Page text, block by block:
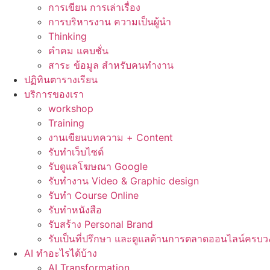
การเขียน การเล่าเรื่อง
การบริหารงาน ความเป็นผู้นำ
Thinking
คำคม แคบชั่น
สาระ ข้อมูล สำหรับคนทำงาน
ปฏิทินตารางเรียน
บริการของเรา
workshop
Training
งานเขียนบทความ + Content
รับทำเว็บไซต์
รับดูแลโฆษณา Google
รับทำงาน Video & Graphic design
รับทำ Course Online
รับทำหนังสือ
รับสร้าง Personal Brand
รับเป็นที่ปรึกษา และดูแลด้านการตลาดออนไลน์ครบว
AI ทำอะไรได้บ้าง
AI Transformation